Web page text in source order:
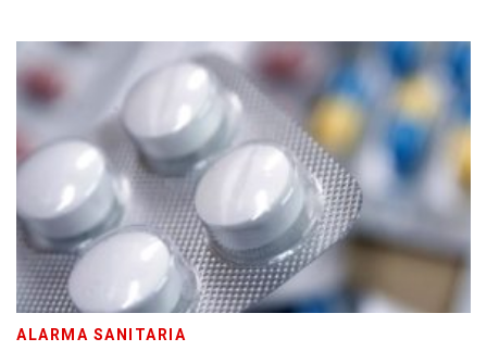
ALARMA SANITARIA